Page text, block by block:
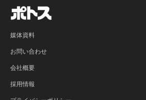
媒体資料
お問い合わせ
会社概要
採用情報